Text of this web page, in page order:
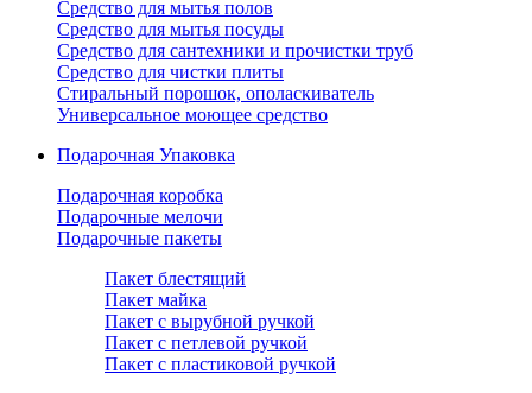
Средство для мытья полов
Средство для мытья посуды
Средство для сантехники и прочистки труб
Средство для чистки плиты
Стиральный порошок, ополаскиватель
Универсальное моющее средство
Подарочная Упаковка
Подарочная коробка
Подарочные мелочи
Подарочные пакеты
Пакет блестящий
Пакет майка
Пакет с вырубной ручкой
Пакет с петлевой ручкой
Пакет с пластиковой ручкой